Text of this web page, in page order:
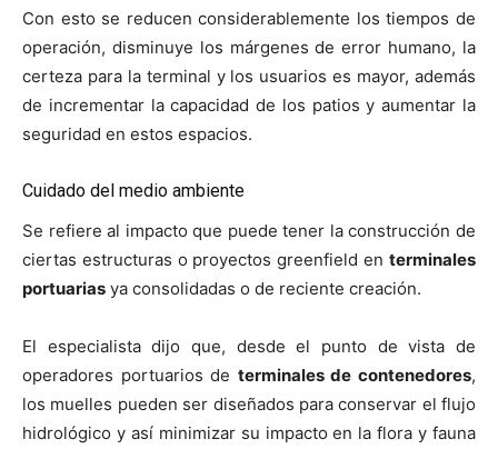
Con esto se reducen considerablemente los tiempos de
operación, disminuye los márgenes de error humano, la
certeza para la terminal y los usuarios es mayor, además
de incrementar la capacidad de los patios y aumentar la
seguridad en estos espacios.
Cuidado del medio ambiente
Se refiere al impacto que puede tener la construcción de
ciertas estructuras o proyectos greenfield en terminales
portuarias ya consolidadas o de reciente creación.
El especialista dijo que, desde el punto de vista de
operadores portuarios de terminales de contenedores,
los muelles pueden ser diseñados para conservar el flujo
hidrológico y así minimizar su impacto en la flora y fauna